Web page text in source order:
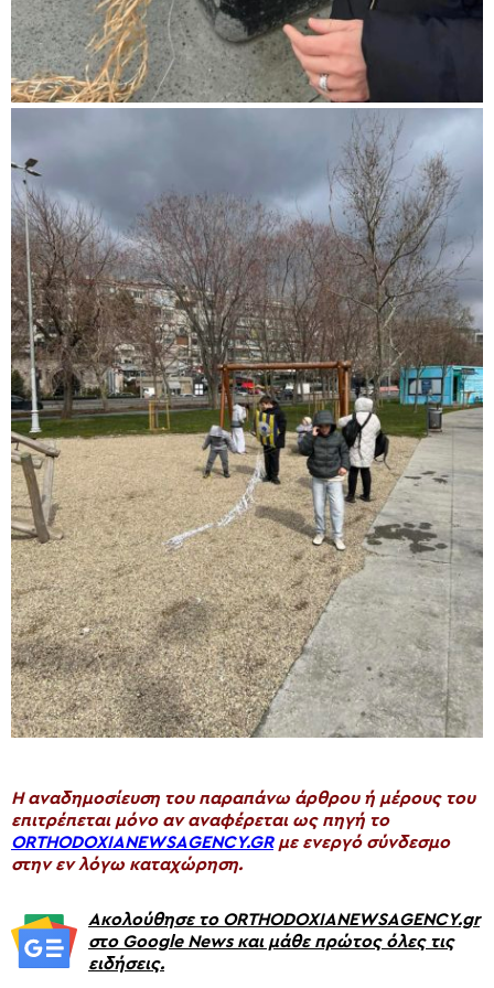
H αναδημοσίευση του παραπάνω άρθρου ή μέρους του
επιτρέπεται μόνο αν αναφέρεται ως πηγή το
ORTHODOXIANEWSAGENCY.GRμε ενεργό σύνδεσμο
στην εν λόγω καταχώρηση.
Ακολούθησε το ORTHODOXIANEWSAGENCY.gr
στο Google News και μάθε πρώτος όλες τις
ειδήσεις.